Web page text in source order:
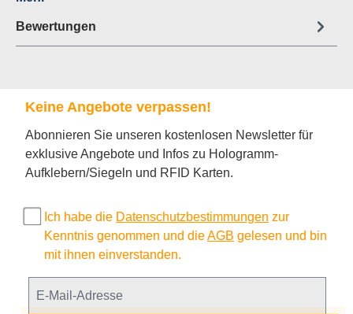
Bewertungen
Keine Angebote verpassen!
Abonnieren Sie unseren kostenlosen Newsletter für
exklusive Angebote und Infos zu Hologramm-
Aufklebern/Siegeln und RFID Karten.
Ich habe die Datenschutzbestimmungen zur
Kenntnis genommen und dieAGB gelesen und bin
mit ihnen einverstanden.